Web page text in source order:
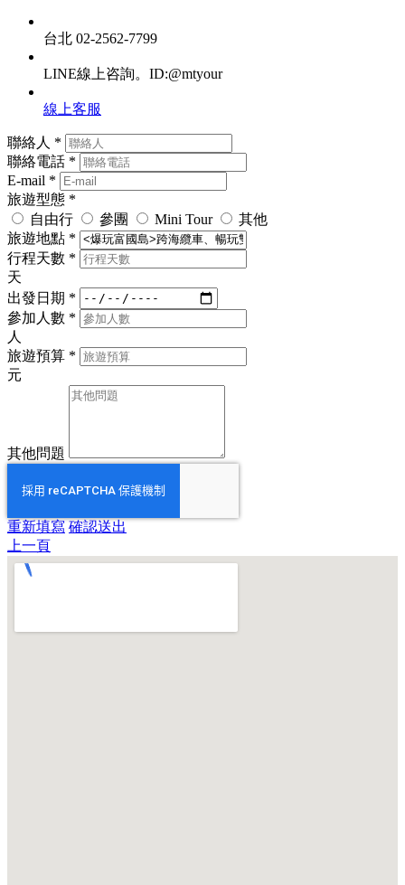
台北 02-2562-7799
LINE線上咨詢。ID:@mtyour
線上客服
聯絡人 *
聯絡電話 *
E-mail *
旅遊型態 *
自由行
參團 Mini Tour
其他
旅遊地點 *
行程天數 *
天
出發日期 *
參加人數 *
人
旅遊預算 *
元
其他問題
重新填寫 確認送出
上一頁